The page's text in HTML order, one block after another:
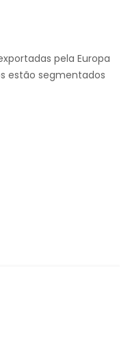
pela Europa
estão segmentados